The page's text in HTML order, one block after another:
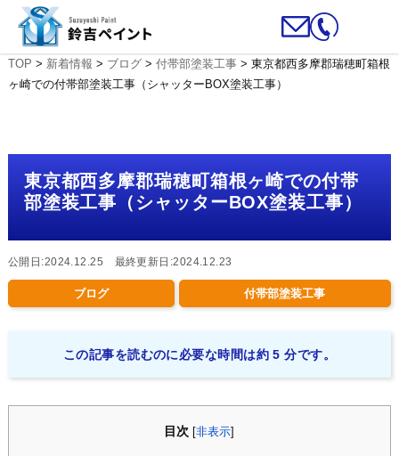
TOP > 新着情報 > ブログ> 付帯部塗装工事> 東京都西多摩郡瑞穂町箱根
ヶ崎での付帯部塗装工事（シャッターBOX塗装工事）
東京都西多摩郡瑞穂町箱根ヶ崎での付帯
部塗装工事（シャッターBOX塗装工事）
公開日:2024.12.25 最終更新日:2024.12.23
ブログ 付帯部塗装工事
この記事を読むのに必要な時間は約 5 分です。
目次 [非表示